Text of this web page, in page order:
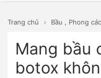
Trang chủ Bầu , Phong
Mang bầu
botox